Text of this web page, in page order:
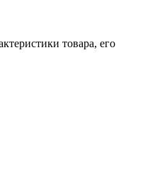
товара, его